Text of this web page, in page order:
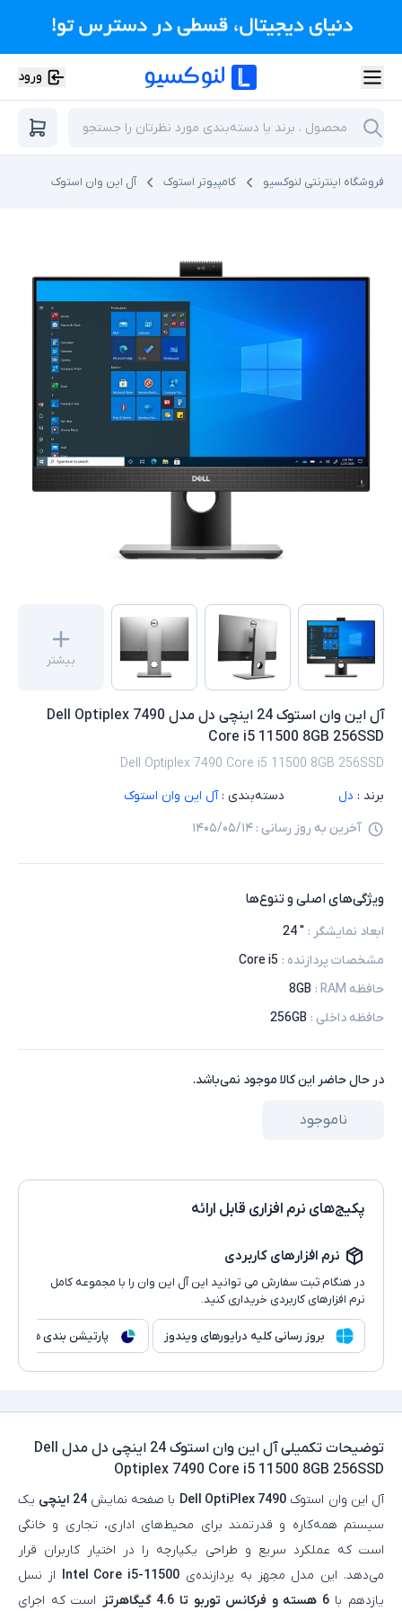
ورود
فروشگاه اینترنتی لنوکسیو کامپیوتر استوک آل این وان استوک
بیشتر
آل این وان استوک 24 اینچی دل مدل Dell Optiplex 7490
Core i5 11500 8GB 256SSD
Dell Optiplex 7490 Core i5 11500 8GB 256SSD
برند : دل دسته‌بندی : آل این وان استوک
آخرین به روز رسانی : ۱۴۰۵/۰۵/۱۴
ویژگی‌های اصلی و تنوع‌ها
ابعاد نمایشگر :
" 24
مشخصات پردازنده :
Core i5
حافظه RAM
:
8GB
حافظه داخلی :
256GB
در حال حاضر این کالا موجود نمی‌باشد.
ناموجود
پکیج‌های نرم افزاری قابل ارائه
نرم افزارهای کاربردی
در هنگام ثبت سفارش می توانید این آل این وان را با مجموعه کامل
نرم افزارهای کاربردی خریداری کنید.
بروز رسانی کلیه درایورهای ویندوز پارتیشن بندی هارد
توضیحات تکمیلی
آل این وان استوک 24 اینچی دل مدل Dell
Optiplex 7490 Core i5 11500 8GB 256SSD
آل این وان استوک Dell OptiPlex 7490 با صفحه‌ نمایش24 اینچی
یک
سیستم همه‌کاره و قدرتمند برای محیط‌های اداری، تجاری و خانگی
است که عملکرد سریع و طراحی یکپارچه را در اختیار کاربران قرار
می‌دهد. این مدل مجهز به پردازنده‌ی Intel Core i5-11500 از نسل
یازدهم با6 هسته و فرکانس توربو تا 4.6 گیگاهرتز است که اجرای